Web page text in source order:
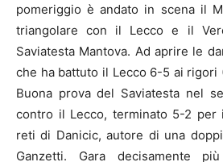
pomeriggio è andato in scena il
triangolare con il Lecco e il
Saviatesta Mantova. Ad aprire le
che ha battuto il Lecco 6-5 ai
Buona prova del Saviatesta nel
contro il Lecco, terminato 5-2 per
reti di Danicic, autore di una
Ganzetti. Gara decisamente